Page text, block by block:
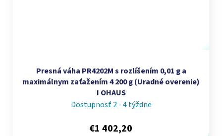
Presná váha PR4202M s rozlíšením 0,01 g a
maximálnym zaťažením 4 200 g (Uradné overenie)
I OHAUS
Dostupnosť 2 - 4 týždne
€1 402,20